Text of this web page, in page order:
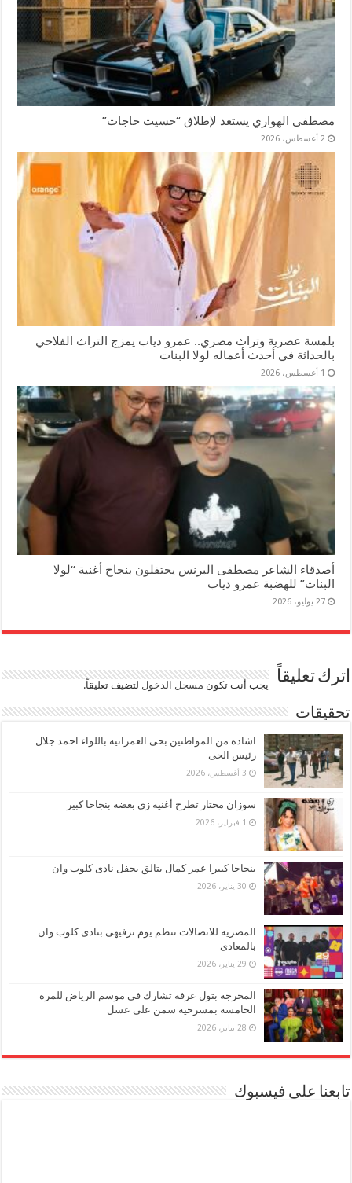
مصطفى الهواري يستعد لإطلاق “حسيت حاجات”
2 أغسطس، 2026
بلمسة عصرية وتراث مصري.. عمرو دياب يمزج التراث الفلاحي
بالحداثة في أحدث أعماله لولا البنات
1 أغسطس، 2026
أصدقاء الشاعر مصطفى البرنس يحتفلون بنجاح أغنية “لولا
البنات” للهضبة عمرو دياب
27 يوليو، 2026
اترك تعليقاً يجب أنت تكون مسجل الدخول لتضيف تعليقاً.
تحقيقات
اشاده من المواطنين بحى العمرانيه باللواء احمد جلال
رئيس الحى
3 أغسطس، 2026
سوزان مختار تطرح أغنيه زى بعضه بنجاحا كبير
1 فبراير، 2026
بنجاحا كبيرا عمر كمال يتالق بحفل نادى كلوب وان
30 يناير، 2026
المصريه للاتصالات تنظم يوم ترفيهى بنادى كلوب وان
بالمعادى
29 يناير، 2026
المخرجة بتول عرفة تشارك في موسم الرياض للمرة
الخامسة بمسرحية سمن على عسل
28 يناير، 2026
تابعنا على فيسبوك